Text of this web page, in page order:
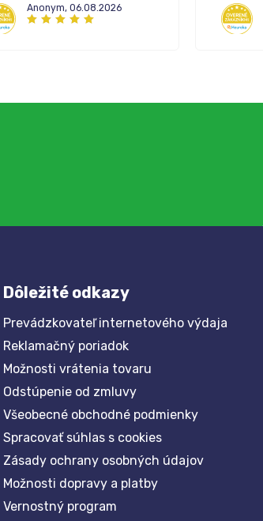
Anonym, 06.08.2026
Dôležité odkazy
Prevádzkovateľ internetového výdaja
Reklamačný poriadok
Možnosti vrátenia tovaru
Odstúpenie od zmluvy
Všeobecné obchodné podmienky
Spracovať súhlas s cookies
Zásady ochrany osobných údajov
Možnosti dopravy a platby
Vernostný program